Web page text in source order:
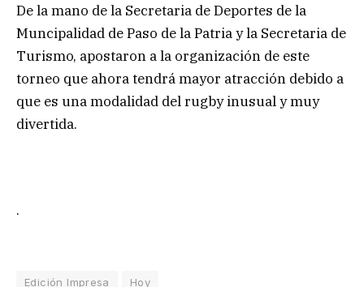
De la mano de la Secretaria de Deportes de la
Muncipalidad de Paso de la Patria y la Secretaria de
Turismo, apostaron a la organización de este
torneo que ahora tendrá mayor atracción debido a
que es una modalidad del rugby inusual y muy
divertida.
.
Edición Impresa Hoy